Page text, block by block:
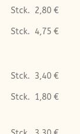
Stck. 2,80 €
Stck. 4,75 €
Stck. 3,40 €
Stck. 1,80 €